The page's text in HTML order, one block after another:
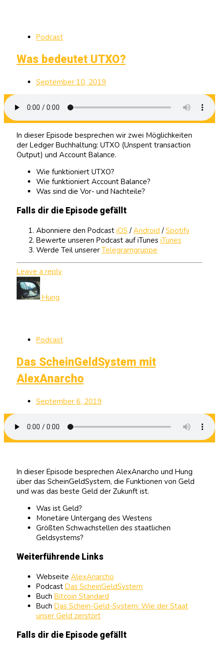
Podcast
Was bedeutet UTXO?
September 10, 2019
In dieser Episode besprechen wir zwei Möglichkeiten
der Ledger Buchhaltung: UTXO (Unspent transaction
Output) und Account Balance.
Wie funktioniert UTXO?
Wie funktioniert Account Balance?
Was sind die Vor- und Nachteile?
Falls dir die Episode gefällt
Abonniere den Podcast iOS /Android /Spotify
Bewerte unseren Podcast auf iTunes iTunes
Werde Teil unserer Telegramgruppe
Leave a reply
Hung
Podcast
Das ScheinGeldSystem mit
AlexAnarcho
September 6, 2019
In dieser Episode besprechen AlexAnarcho und Hung
über das ScheinGeldSystem, die Funktionen von Geld
und was das beste Geld der Zukunft ist.
Was ist Geld?
Monetäre Untergang des Westens
Größten Schwachstellen des staatlichen
Geldsystems?
Weiterführende Links
Webseite AlexAnarcho
Podcast Das ScheinGeldSystem
Buch Bitcoin Standard
Buch Das Schein-Geld-System: Wie der Staat
unser Geld zerstört
Falls dir die Episode gefällt